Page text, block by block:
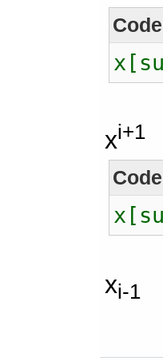
xi+1
xi-1